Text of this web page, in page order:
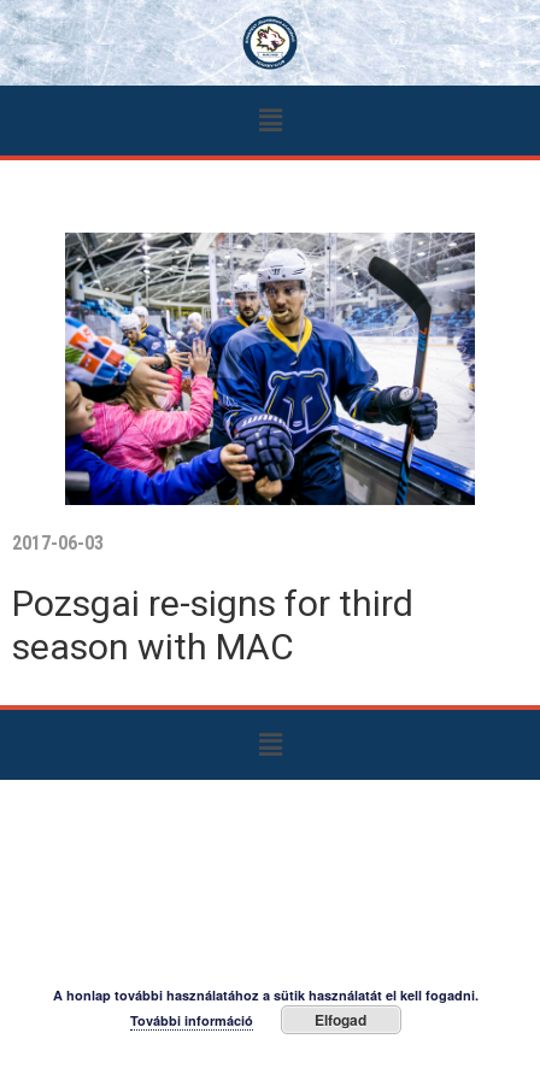
2017-06-03
Pozsgai re-signs for third
season with MAC
A honlap további használatához a sütik használatát el kell fogadni.
További információ
Elfogad